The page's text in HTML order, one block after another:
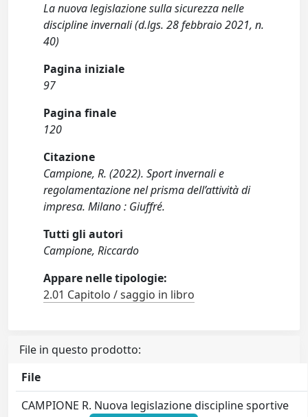
La nuova legislazione sulla sicurezza nelle
discipline invernali (d.lgs. 28 febbraio 2021, n.
40)
Pagina iniziale
97
Pagina finale
120
Citazione
Campione, R. (2022). Sport invernali e
regolamentazione nel prisma dell’attività di
impresa. Milano : Giuffré.
Tutti gli autori
Campione, Riccardo
Appare nelle tipologie:
2.01 Capitolo / saggio in libro
File in questo prodotto:
File
CAMPIONE R. Nuova legislazione discipline sportive